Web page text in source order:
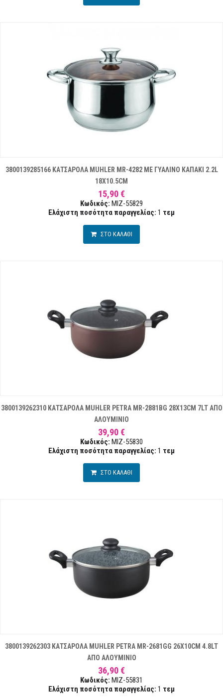
3800139285166 ΚΑΤΣΑΡΟΛΑ MUHLER MR-4282 ΜΕ ΓΥΑΛΙΝΟ ΚΑΠΑΚΙ 2.2L
18X10.5CM
15,90 €
Κωδικός: MIZ-55829
Ελάχιστη ποσότητα παραγγελίας: 1 τεμ
ΣΤΟ ΚΑΛΑΘΙ
3800139262310 ΚΑΤΣΑΡΟΛΑ MUHLER PETRA MR-2881BG 28X13CM 7LT ΑΠΟ
ΑΛΟΥΜΙΝΙΟ
39,90 €
Κωδικός: MIZ-55830
Ελάχιστη ποσότητα παραγγελίας: 1 τεμ
ΣΤΟ ΚΑΛΑΘΙ
3800139262303 ΚΑΤΣΑΡΟΛΑ MUHLER PETRA MR-2681GG 26X10CM 4.8LT
ΑΠΟ ΑΛΟΥΜΙΝΙΟ
36,90 €
Κωδικός: MIZ-55831
Ελάχιστη ποσότητα παραγγελίας: 1 τεμ